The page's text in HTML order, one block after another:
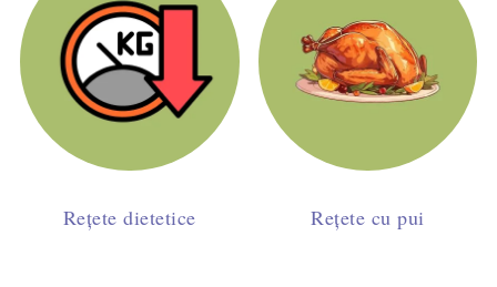
Rețete dietetice Rețete cu pui